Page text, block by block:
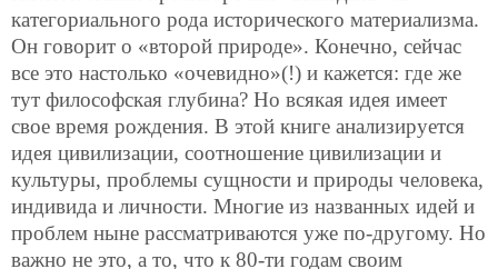
категориального рода исторического материализма.
Он говорит о «второй природе». Конечно, сейчас
все это настолько «очевидно»(!) и кажется: где же
тут философская глубина? Но всякая идея имеет
свое время рождения. В этой книге анализируется
идея цивилизации, соотношение цивилизации и
культуры, проблемы сущности и природы человека,
индивида и личности. Многие из названных идей и
проблем ныне рассматриваются уже по-другому. Но
важно не это, а то, что к 80-ти годам своим